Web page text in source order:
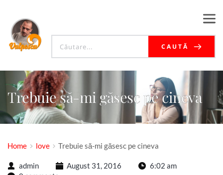
CAUTĂ
Trebuie să-mi găsesc pe cineva
Home love Trebuie să-mi găsesc pe cineva
admin August 31, 2016
6:02 am